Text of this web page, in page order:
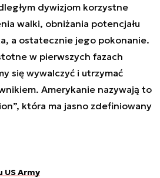
dywizjom korzystne
walki, obniżania potencjału
a ostatecznie jego pokonanie.
w pierwszych fazach
się wywalczyć i utrzymać
Amerykanie nazywają to
która ma jasno zdefiniowany
US Army